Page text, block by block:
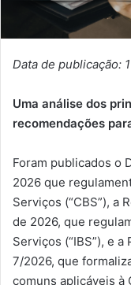
Data de publicação:
Uma análise dos
recomendações
Foram publicados o
2026 que
Serviços (“CBS”), a
de 2026, que
Serviços (“IBS”), e
7/2026, que
comuns aplicáveis à